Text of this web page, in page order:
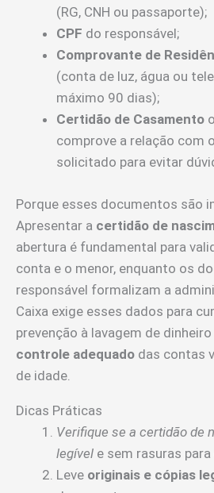
(RG, CNH ou passaporte);
CPF do responsável;
Comprovante de
(conta de luz, água ou
máximo 90 dias);
Certidão de Casamento
comprove a relação com
solicitado para evitar
Porque esses documentos são
Apresentar a certidão de
abertura é fundamental para
conta e o menor, enquanto os
responsável formalizam a
Caixa exige esses dados para
prevenção à lavagem de
controle adequado das contas
de idade.
Dicas Práticas
Verifique se a certidão de
legível e sem rasuras
Leve originais e cópias